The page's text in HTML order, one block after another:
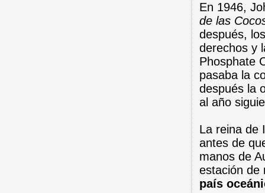
En 1946,
de las
después,
derechos y
Phosphate
pasaba la
después la
al año
La reina de
antes de
manos de
estación de
país